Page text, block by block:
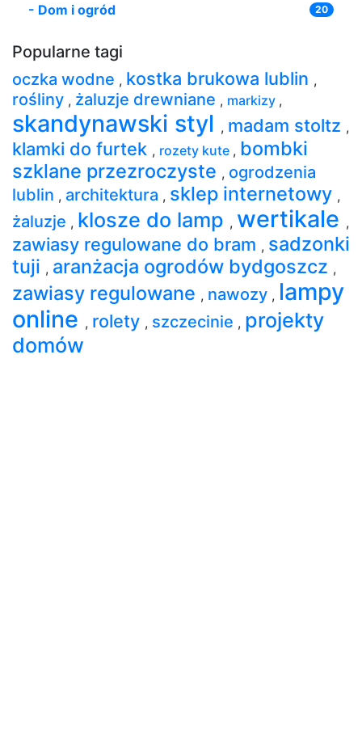
- Dom i ogród 20
Popularne tagi
oczka wodne , kostka brukowa lublin ,
rośliny , żaluzje drewniane , markizy ,
skandynawski styl , madam stoltz ,
klamki do furtek , rozety kute , bombki
szklane przezroczyste , ogrodzenia
lublin , architektura , sklep internetowy ,
żaluzje , klosze do lamp , wertikale ,
zawiasy regulowane do bram , sadzonki
tuji , aranżacja ogrodów bydgoszcz ,
zawiasy regulowane , nawozy , lampy
online , rolety , szczecinie , projekty
domów